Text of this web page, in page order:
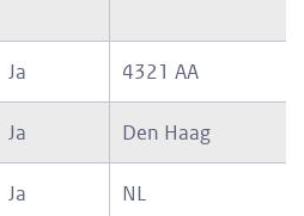
Ja 4321 AA
Ja Den Haag
Ja NL